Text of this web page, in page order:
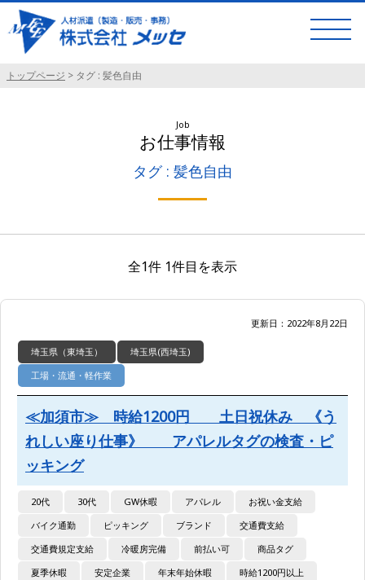
トップページ > タグ : 髪色自由
Job
お仕事情報
タグ : 髪色自由
全1件 1件目を表示
更新日：2022年8月22日
埼玉県（東埼玉）
埼玉県(西埼玉)
工場・流通・軽作業
≪加須市≫ 時給1200円 土日祝休み 《う
れしい座り仕事》 アパレルタグの検査・ピ
ッキング
20代 30代 GW休暇 アパレル
お祝い金支給
バイク通勤
ピッキング ブランド
交通費支給
交通費規定支給
冷暖房完備 前払い可
商品タグ
夏季休暇
安定企業 年末年始休暇
時給1200円以上